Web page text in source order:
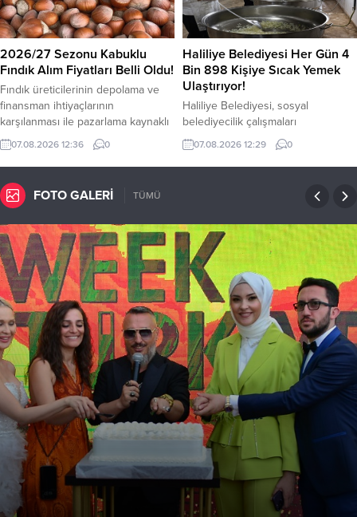
saatlerinde zorunlu olmadıkça
dışarı çıkılmamasını, vatandaşların
bol sıvı tüketmesini ve güneş
altında uzun süre kalmaktan
kaçınmasını...
bulunuyor. Küresel piyasalarda da
yatırımcıların gözü altının seyrine
çevrildi. Ons...
2026/27 Sezonu Kabuklu
Fındık Alım Fiyatları Belli Oldu!
Fındık üreticilerinin depolama ve
finansman ihtiyaçlarının
karşılanması ile pazarlama kaynaklı
yaşanabilecek sıkıntıların
giderilmesi amacıyla 2026/27
sezonu kabuklu fındık alım fiyatları
%50 sağlam iç fındık esasına göre;
Giresun kalite için; 255,00 TL/Kg,
TL/Kg olarak belirlenmiştir. Ayrıca
yüksek randımanlı fındığa (% 50
randıman üzerindeki) her + 1
randıman Giresun kalite için 5,10...
07.08.2026 12:36 0
Haliliye Belediyesi Her Gün 4
Bin 898 Kişiye Sıcak Yemek
Ulaştırıyor!
Haliliye Belediyesi, sosyal
belediyecilik çalışmaları
kapsamında ihtiyaç sahibi ailelere
yönelik sıcak yemek desteğini yıl
boyunca aralıksız sürdürüyor.
gösteren Aşevi’nde hazırlanan
yaşayan 4 bin 898 vatandaşa
ulaştırılıyor. Sosyal Yardım İşleri
Müdürlüğü koordinesinde
yürütülen hizmet kapsamında,
ihtiyaç sahibi aileler yapılan sosyal
incelemelerin ardından
belirleniyor....
07.08.2026 12:29 0
FOTO GALERİ TÜMÜ
Muhteşem caz konseri